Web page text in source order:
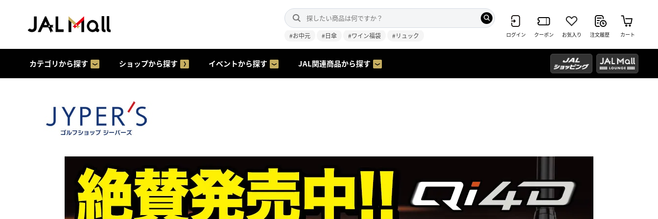
#お中元 #日傘 #ワイン福袋 #リュック ログイン クーポン お気入り 注文履歴 カート
カテゴリから探す ショップから探す イベントから探す JAL関連商品から探す